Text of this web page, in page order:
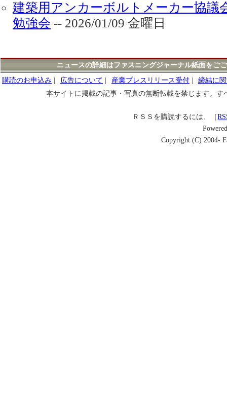
建築用アンカーボルトメーカー協
勉強会 -- 2026/01/09 金曜日
ニュースの詳細はファスニングジャーナル紙面をご
購読のお申込み | 広告について | 産業プレスリリース受付 |
締結に
本サイトに掲載の記事・写真の無断転載を禁じます。
ＲＳＳを購読するには、［
Copyright (C) 2004-